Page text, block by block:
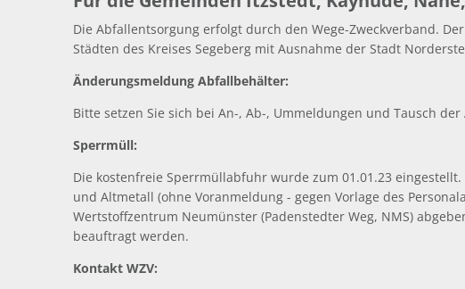
ItzstedtDie Abfallentsorgung erfolgt durch den Wege-Zweckverband.
Städten des Kreises Segeberg mit Ausnahme der Stadt
Änderungsmeldung Abfallbehälter:
Bitte setzen Sie sich bei An-, Ab-, Ummeldungen und Tausch
Sperrmüll:
Die kostenfreie Sperrmüllabfuhr wurde zum 01.01.23
und Altmetall (ohne Voranmeldung - gegen Vorlage des
Wertstoffzentrum Neumünster (Padenstedter Weg, NMS)
beauftragt werden.
Kontakt WZV: